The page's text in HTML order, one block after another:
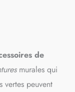
de
murales qui
vertes peuvent